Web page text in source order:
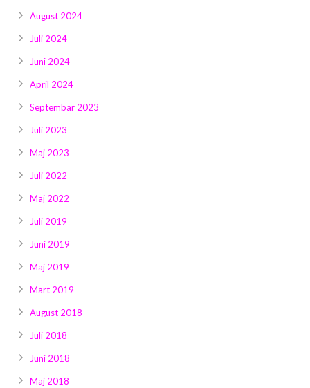
August 2024
Juli 2024
Juni 2024
April 2024
Septembar 2023
Juli 2023
Maj 2023
Juli 2022
Maj 2022
Juli 2019
Juni 2019
Maj 2019
Mart 2019
August 2018
Juli 2018
Juni 2018
Maj 2018